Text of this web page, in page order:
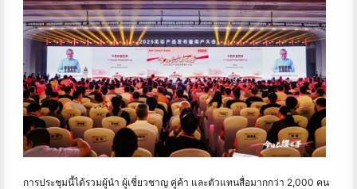
การประชุมนี้ได้รวมผู้นํา ผู้เชี่ยวชาญ คู่ค้า และตัวแทนสื่อมากกว่า 2,000 คน